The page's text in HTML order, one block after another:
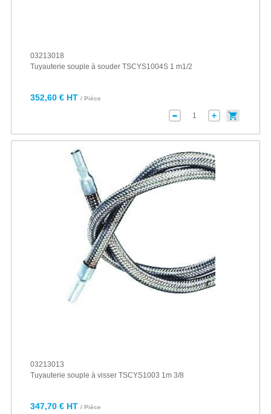
03213018
Tuyauterie souple à souder TSCYS1004S 1 m1/2
352,60 € HT / Pièce
03213013
Tuyauterie souple à visser TSCYS1003 1m 3/8
347,70 € HT / Pièce